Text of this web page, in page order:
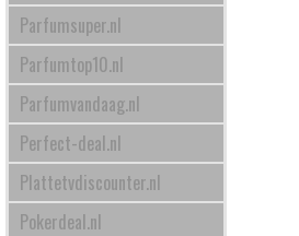
Parfumsuper.nl
Parfumtop10.nl
Parfumvandaag.nl
Perfect-deal.nl
Plattetvdiscounter.nl
Pokerdeal.nl